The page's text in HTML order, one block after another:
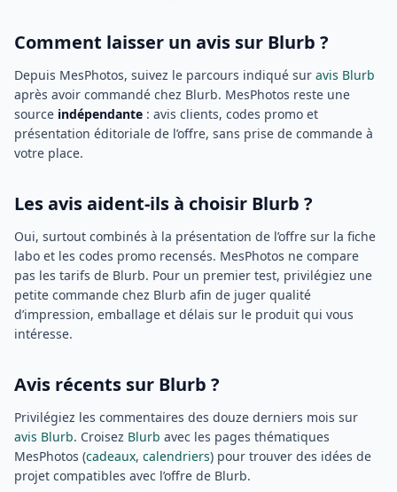
Comment laisser un avis sur Blurb ?
Depuis MesPhotos, suivez le parcours indiqué sur avis Blurb
après avoir commandé chez Blurb. MesPhotos reste une
source indépendante : avis clients, codes promo et
présentation éditoriale de l’offre, sans prise de commande à
votre place.
Les avis aident-ils à choisir Blurb ?
Oui, surtout combinés à la présentation de l’offre sur la fiche
labo et les codes promo recensés. MesPhotos ne compare
pas les tarifs de Blurb. Pour un premier test, privilégiez une
petite commande chez Blurb afin de juger qualité
d’impression, emballage et délais sur le produit qui vous
intéresse.
Avis récents sur Blurb ?
Privilégiez les commentaires des douze derniers mois sur
avis Blurb. Croisez Blurb avec les pages thématiques
MesPhotos (cadeaux, calendriers) pour trouver des idées de
projet compatibles avec l’offre de Blurb.